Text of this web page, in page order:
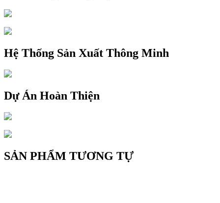
Hệ Thống Sản Xuất Thông Minh
Dự Án Hoàn Thiện
SẢN PHẨM TƯƠNG TỰ